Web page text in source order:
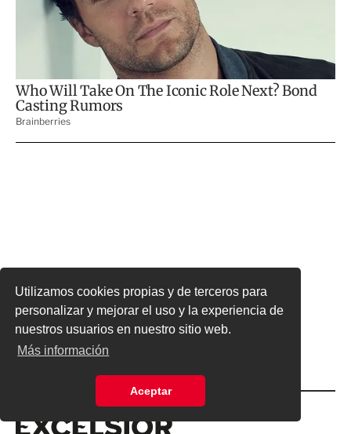
Utilizamos cookies propias y de terceros para
personalizar y mejorar el uso y la experiencia de
nuestros usuarios en nuestro sitio web.
Más información
Aceptar